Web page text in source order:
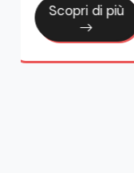
Patrimonio alla
mostra